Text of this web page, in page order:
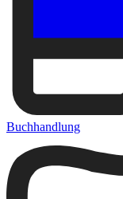
Buchhandlung